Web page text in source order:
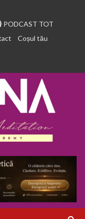
PODCAST TOT
Coșul tău